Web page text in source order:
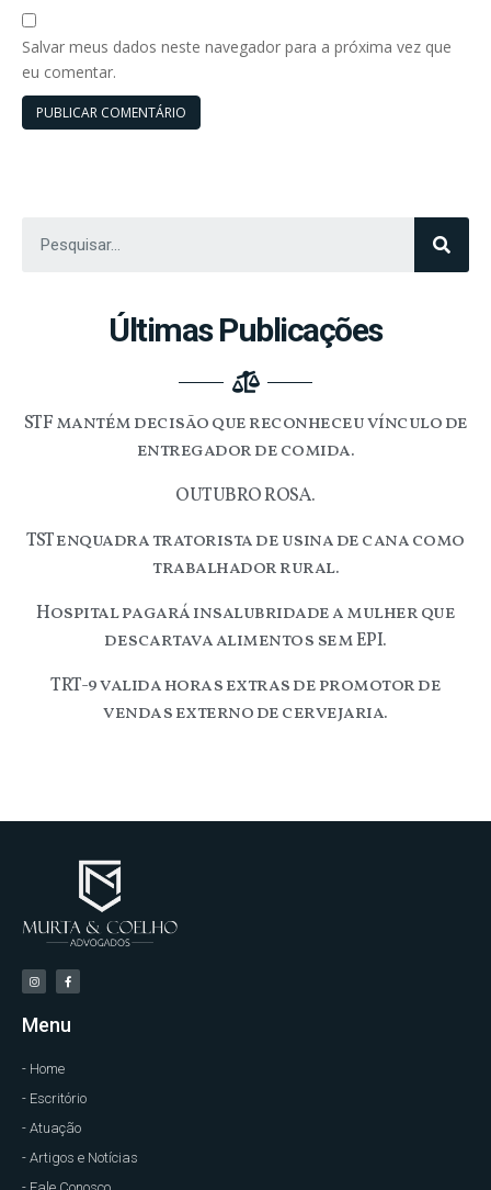
Salvar meus dados neste navegador para a próxima vez que
eu comentar.
Últimas Publicações
STF mantém decisão que reconheceu vínculo de
entregador de comida.
OUTUBRO ROSA.
TST enquadra tratorista de usina de cana como
trabalhador rural.
Hospital pagará insalubridade a mulher que
descartava alimentos sem EPI.
TRT-9 valida horas extras de promotor de
vendas externo de cervejaria.
Menu
- Home
- Escritório
- Atuação
- Artigos e Notícias